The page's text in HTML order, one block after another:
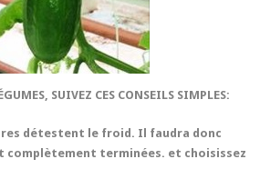
SUIVEZ CES CONSEILS SIMPLES:
détestent le froid. Il faudra donc
complètement terminées. et choisissez